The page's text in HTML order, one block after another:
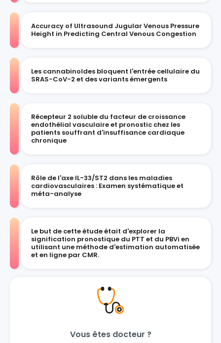
Accuracy of Ultrasound Jugular Venous Pressure
Height in Predicting Central Venous Congestion
Les cannabinoïdes bloquent l'entrée cellulaire du
SRAS-CoV-2 et des variants émergents
Récepteur 2 soluble du facteur de croissance
endothélial vasculaire et pronostic chez les
patients souffrant d'insuffisance cardiaque
chronique
Rôle de l'axe IL-33/ST2 dans les maladies
cardiovasculaires : Examen systématique et
méta-analyse
Le but de cette étude était d'explorer la
signification pronostique du PTT et du PBVi en
utilisant une méthode d'estimation automatisée
et en ligne par CMR.
Vous êtes docteur ?